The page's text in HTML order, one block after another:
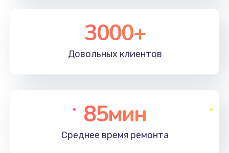
3000+
Довольных клиентов
85мин
Среднее время ремонта